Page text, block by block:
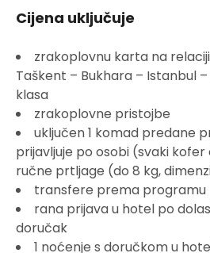
Cijena uključuje
zrakoplovnu karta na
Taškent – Bukhara – Istanbul
klasa
zrakoplovne pristojbe
uključen 1 komad predane
prijavljuje po osobi (svaki kofer
ručne prtljage (do 8 kg,
transfere prema programu
rana prijava u hotel po
doručak
1 noćenje s doručkom u